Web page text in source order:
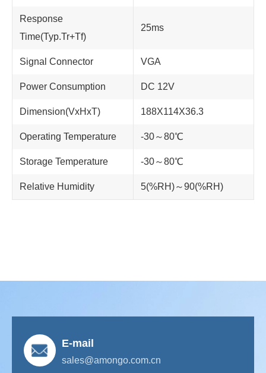
Response
Time(Typ.Tr+Tf)
25ms
Signal Connector VGA
Power Consumption DC 12V
Dimension(VxHxT) 188X114X36.3
Operating Temperature -30～80℃
Storage Temperature -30～80℃
Relative Humidity 5(%RH)～90(%RH)
E-mail
sales@amongo.com.cn